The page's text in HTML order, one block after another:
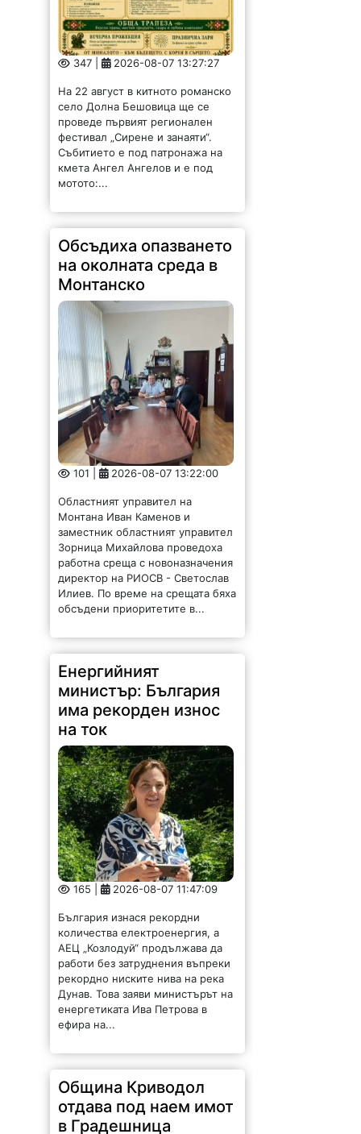
347 | 2026-08-07 13:27:27
На 22 август в китното романско
село Долна Бешовица ще се
проведе първият регионален
фестивал „Сирене и занаяти“.
Събитието е под патронажа на
кмета Ангел Ангелов и е под
мотото:...
Обсъдиха опазването
на околната среда в
Монтанско
101 | 2026-08-07 13:22:00
Областният управител на
Монтана Иван Каменов и
заместник областният управител
Зорница Михайлова проведоха
работна среща с новоназначения
директор на РИОСВ - Светослав
Илиев. По време на срещата бяха
обсъдени приоритетите в...
Енергийният
министър: България
има рекорден износ
на ток
165 | 2026-08-07 11:47:09
България изнася рекордни
количества електроенергия, а
АЕЦ „Козлодуй“ продължава да
работи без затруднения въпреки
рекордно ниските нива на река
Дунав. Това заяви министърът на
енергетиката Ива Петрова в
ефира на...
Община Криводол
отдава под наем имот
в Градешница